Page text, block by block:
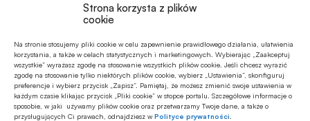
Strona korzysta z plików
cookie
Na stronie stosujemy pliki cookie w celu zapewnienie prawidłowego działania, ułatwienia
korzystania, a także w celach statystycznych i marketingowych. Wybierając „Zaakceptuj
wszystkie” wyrażasz zgodę na stosowanie wszystkich plików cookie. Jeśli chcesz wyrazić
zgodę na stosowanie tylko niektórych plików cookie, wybierz „Ustawienia”, skonfiguruj
preferencje i wybierz przycisk „Zapisz”. Pamiętaj, że możesz zmienić swoje ustawienia w
każdym czasie klikając przycisk „Pliki cookie” w stopce portalu. Szczegółowe informacje o
sposobie, w jaki używamy plików cookie oraz przetwarzamy Twoje dane, a także o
przysługujących Ci prawach, odnajdziesz wPolityce prywatności
zalogowania się na konto typu BANKOWIEC,
STUDENT lub NAUCZYCIEL AKADEMICKI
Wyślij SMSa o treści
PLAQC.DE4K
na numer